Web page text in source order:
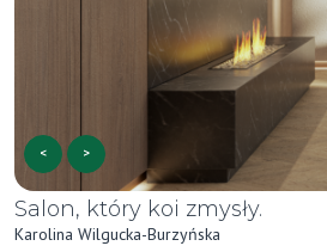
< >
Salon, który koi zmysły.
Karolina Wilgucka-Burzyńska